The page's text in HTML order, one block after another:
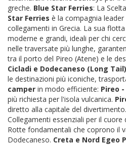
greche. Blue Star Ferries: La
Star Ferries è la compagnia
collegamenti in Grecia. La sua
moderne e grandi, ideali per chi
nelle traversate più lunghe,
tra il porto del Pireo (Atene) e le
Cicladi e Dodecaneso (Long Tail)
le destinazioni più iconiche,
camper in modo efficiente: Pireo
più richiesta per l'isola vulcanica.
diretto alla capitale del divertimento.
Collegamenti essenziali per il cuore
Rotte fondamentali che coprono il
Dodecaneso. Creta e Nord Egeo